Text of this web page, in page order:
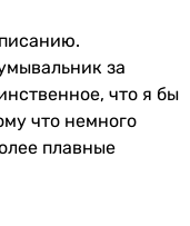
за
что я бы
что немного
плавные